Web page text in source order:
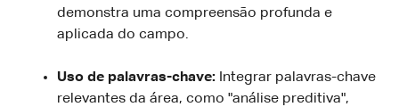
demonstra uma compreensão profunda e
aplicada do campo.
Uso de palavras-chave: Integrar palavras-chave
relevantes da área, como "análise preditiva",